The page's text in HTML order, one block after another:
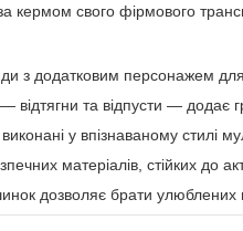
кермом свого фірмового
з додатковим персонажем для
та відпусти — додає
у впізнаваному стилі
матеріалів, стійких до
дозволяє брати улюблених